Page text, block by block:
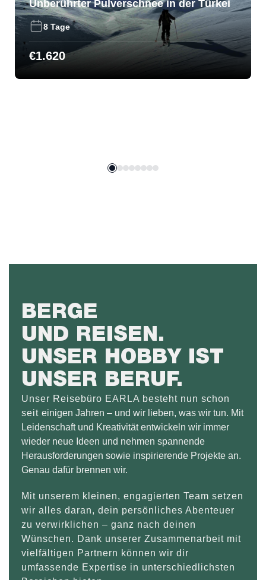
Unberührter Pulverschnee in der Türkei
8 Tage
€1.620
BERGE
UND REISEN.
UNSER HOBBY IST
UNSER BERUF.
Unser Reisebüro EARLA besteht nun schon
seit einigen Jahren – und wir lieben, was wir tun. Mit
Leidenschaft und Kreativität entwickeln wir immer
wieder neue Ideen und nehmen spannende
Herausforderungen sowie inspirierende Projekte an.
Genau dafür brennen wir.
Mit unserem kleinen, engagierten Team setzen
wir alles daran, dein persönliches Abenteuer
zu verwirklichen – ganz nach deinen
Wünschen. Dank unserer Zusammenarbeit mit
vielfältigen Partnern können wir dir
umfassende Expertise in unterschiedlichsten